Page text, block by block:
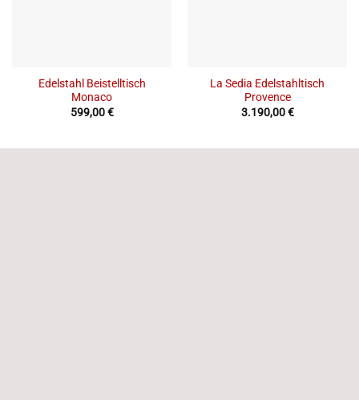
Edelstahl Beistelltisch
Monaco
599,00€
La Sedia Edelstahltisch
Provence
3.190,00€